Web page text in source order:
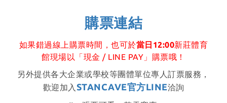
購票連結
如果錯過線上購票時間，也可於當日12:00新莊體育
館現場以「現金 / LINE PAY」購票哦！
另外提供各大企業或學校等團體單位專人訂票服務，
歡迎加入 STANCAVE官方LINE洽詢